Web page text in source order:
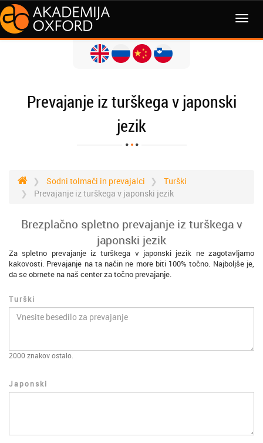
MENI
Prevajanje iz turškega v japonski
jezik
Sodni tolmači in prevajalci
Turški
Prevajanje iz turškega v japonski jezik
Brezplačno spletno prevajanje iz turškega v
japonski jezik
Za spletno prevajanje iz turškega v japonski jezik ne zagotavljamo
kakovosti. Prevajanje na ta način ne more biti 100% točno. Najboljše je,
da se obrnete na naš center za točno prevajanje.
Turški
2000 znakov ostalo.
Japonski